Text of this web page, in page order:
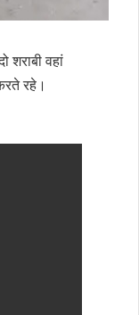
शराबी वहां
रहे।